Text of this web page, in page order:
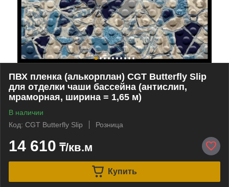
ПВХ пленка (алькорплан) CGT Butterfly Slip
для отделки чаши бассейна (антислип,
мраморная, ширина = 1,65 м)
В наличии
Код: CGT Butterfly Slip
Розница
14 610 ₸/кв.м
Купить